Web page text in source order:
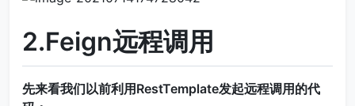
2.Feign远程调用
先来看我们以前利用RestTemplate发起远程调用的代